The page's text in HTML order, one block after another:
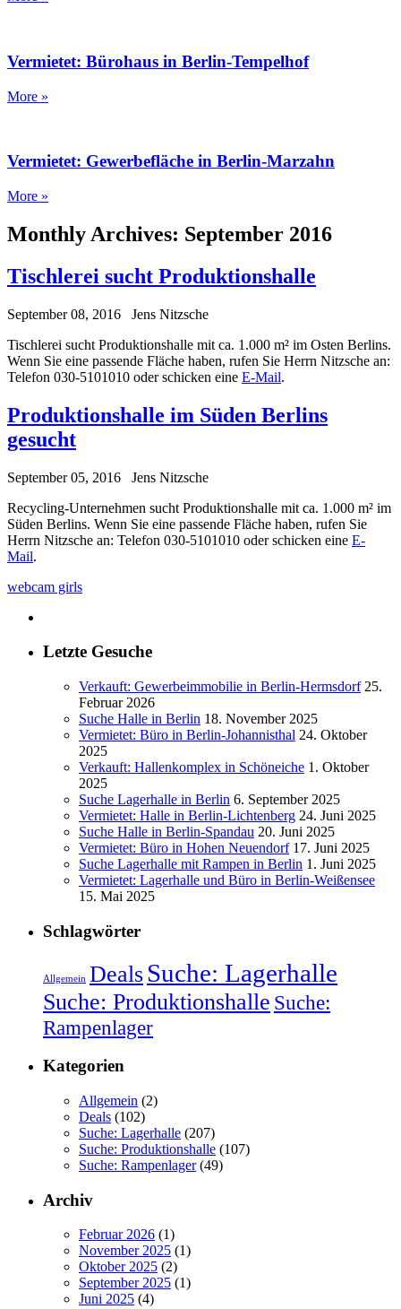
Vermietet: Bürohaus in Berlin-Tempelhof
More »
Vermietet: Gewerbefläche in Berlin-Marzahn
More »
Monthly Archives: September 2016
Tischlerei sucht Produktionshalle
September 08, 2016
Jens Nitzsche
Tischlerei sucht Produktionshalle mit ca. 1.000 m² im Osten Berlins.
Wenn Sie eine passende Fläche haben, rufen Sie Herrn Nitzsche an:
Telefon 030-5101010 oder schicken eine E-Mail.
Produktionshalle im Süden Berlins
gesucht
September 05, 2016
Jens Nitzsche
Recycling-Unternehmen sucht Produktionshalle mit ca. 1.000 m² im
Süden Berlins. Wenn Sie eine passende Fläche haben, rufen Sie
Herrn Nitzsche an: Telefon 030-5101010 oder schicken eine E-
Mail.
webcam girls
Letzte Gesuche
Verkauft: Gewerbeimmobilie in Berlin-Hermsdorf 25.
Februar 2026
Suche Halle in Berlin 18. November 2025
Vermietet: Büro in Berlin-Johannisthal 24. Oktober
2025
Verkauft: Hallenkomplex in Schöneiche 1. Oktober
2025
Suche Lagerhalle in Berlin 6. September 2025
Vermietet: Halle in Berlin-Lichtenberg 24. Juni 2025
Suche Halle in Berlin-Spandau 20. Juni 2025
Vermietet: Büro in Hohen Neuendorf 17. Juni 2025
Suche Lagerhalle mit Rampen in Berlin 1. Juni 2025
Vermietet: Lagerhalle und Büro in Berlin-Weißensee
15. Mai 2025
Schlagwörter
Allgemein Deals Suche: Lagerhalle
Suche: Produktionshalle Suche:
Rampenlager
Kategorien
Allgemein (2)
Deals (102)
Suche: Lagerhalle (207)
Suche: Produktionshalle (107)
Suche: Rampenlager(49)
Archiv
Februar 2026 (1)
November 2025 (1)
Oktober 2025 (2)
September 2025 (1)
Juni 2025 (4)